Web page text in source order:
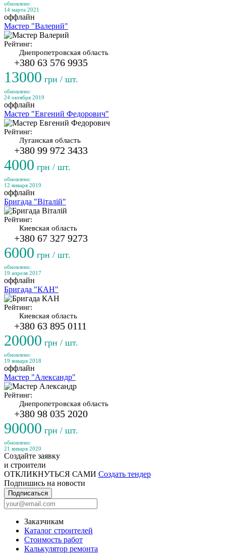
обновлено:
14 марта 2021
оффлайн
Мастер "Валерий"
Рейтинг:
Днепропетровская область
+380 63 576 9935
13000 грн / шт.
обновлено:
24 октября 2019
оффлайн
Мастер "Евгений Федорович"
Рейтинг:
Луганская область
+380 99 972 3433
4000 грн / шт.
обновлено:
12 января 2019
оффлайн
Бригада "Віталій"
Рейтинг:
Киевская область
+380 67 327 9273
6000 грн / шт.
обновлено:
19 апреля 2017
оффлайн
Бригада "КАН"
Рейтинг:
Киевская область
+380 63 895 0111
20000 грн / шт.
обновлено:
19 января 2018
оффлайн
Мастер "Александр"
Рейтинг:
Днепропетровская область
+380 98 035 2020
90000 грн / шт.
обновлено:
21 января 2020
Создайте заявку
и строители
ОТКЛИКНУТЬСЯ САМИ Создать тендер
Подпишись на новости
Подписаться
Заказчикам
Каталог строителей
Стоимость работ
Калькулятор ремонта